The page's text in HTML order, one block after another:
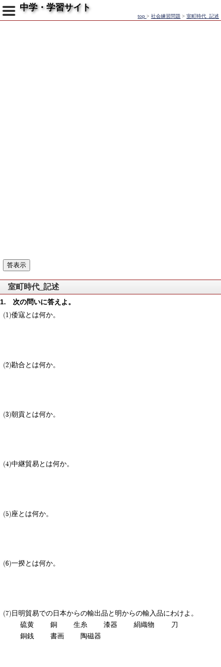
中学・学習サイト
top > 社会練習問題 > 室町時代_記述
室町時代_記述
次の問いに答えよ。
倭寇とは何か。
勘合とは何か。
朝貢とは何か。
中継貿易とは何か。
座とは何か。
一揆とは何か。
日明貿易での日本からの輸出品と明からの輸入品にわけよ。
硫黄
銅 生糸 漆器 絹織物
刀
銅銭
書画 陶磁器